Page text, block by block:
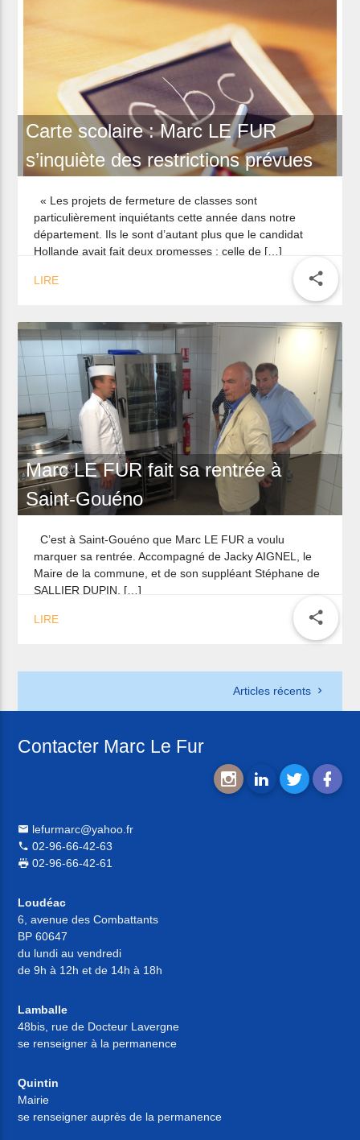
Carte scolaire : Marc LE FUR
s’inquiète des restrictions prévues
« Les projets de fermeture de classes sont
particulièrement inquiétants cette année dans notre
département. Ils le sont d’autant plus que le candidat
Hollande avait fait deux promesses : celle de […]
LIRE share
Marc LE FUR fait sa rentrée à
Saint-Gouéno
C’est à Saint-Gouéno que Marc LE FUR a voulu
marquer sa rentrée. Accompagné de Jacky AIGNEL, le
Maire de la commune, et de son suppléant Stéphane de
SALLIER DUPIN, […]
LIRE share
Articles récents
Contacter Marc Le Fur
lefurmarc@yahoo.fr
02-96-66-42-63
02-96-66-42-61
Loudéac
6, avenue des Combattants
BP 60647
du lundi au vendredi
de 9h à 12h et de 14h à 18h
Lamballe
48bis, rue de Docteur Lavergne
se renseigner à la permanence
Quintin
Mairie
se renseigner auprès de la permanence